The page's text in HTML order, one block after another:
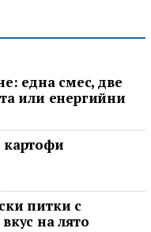
една смес, две
или енергийни
питки с
на лято